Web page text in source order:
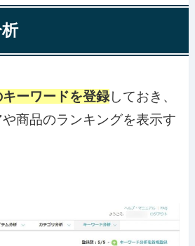
ーワードを登録しておき、
商品のランキングを表示す